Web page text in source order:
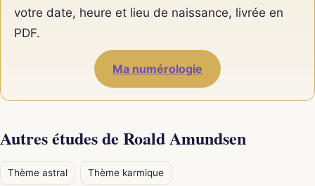
votre date, heure et lieu de naissance, livrée en
PDF.
Ma numérologie
Autres études de Roald Amundsen
Thème astral Thème karmique